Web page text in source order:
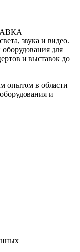
звука и видео.
для
и выставок до
опытом в области
и